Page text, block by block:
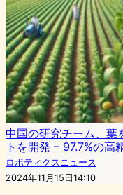
中国の研究チーム、葉
トを開発 – 97.7%の高
ロボティクスニュース
2024年11月15日14:10